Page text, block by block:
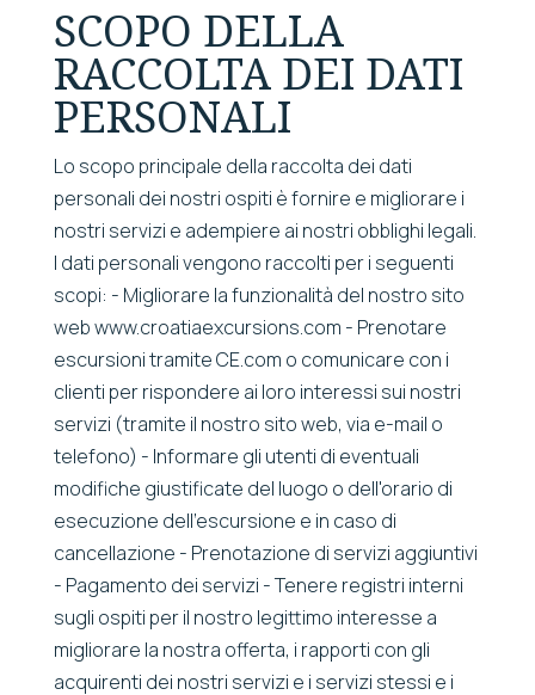
SCOPO DELLA
RACCOLTA DEI DATI
PERSONALI
Lo scopo principale della raccolta dei dati
personali dei nostri ospiti è fornire e migliorare i
nostri servizi e adempiere ai nostri obblighi legali.
I dati personali vengono raccolti per i seguenti
scopi: - Migliorare la funzionalità del nostro sito
web www.croatiaexcursions.com - Prenotare
escursioni tramite CE.com o comunicare con i
clienti per rispondere ai loro interessi sui nostri
servizi (tramite il nostro sito web, via e-mail o
telefono) - Informare gli utenti di eventuali
modifiche giustificate del luogo o dell'orario di
esecuzione dell'escursione e in caso di
cancellazione - Prenotazione di servizi aggiuntivi
- Pagamento dei servizi - Tenere registri interni
sugli ospiti per il nostro legittimo interesse a
migliorare la nostra offerta, i rapporti con gli
acquirenti dei nostri servizi e i servizi stessi e i